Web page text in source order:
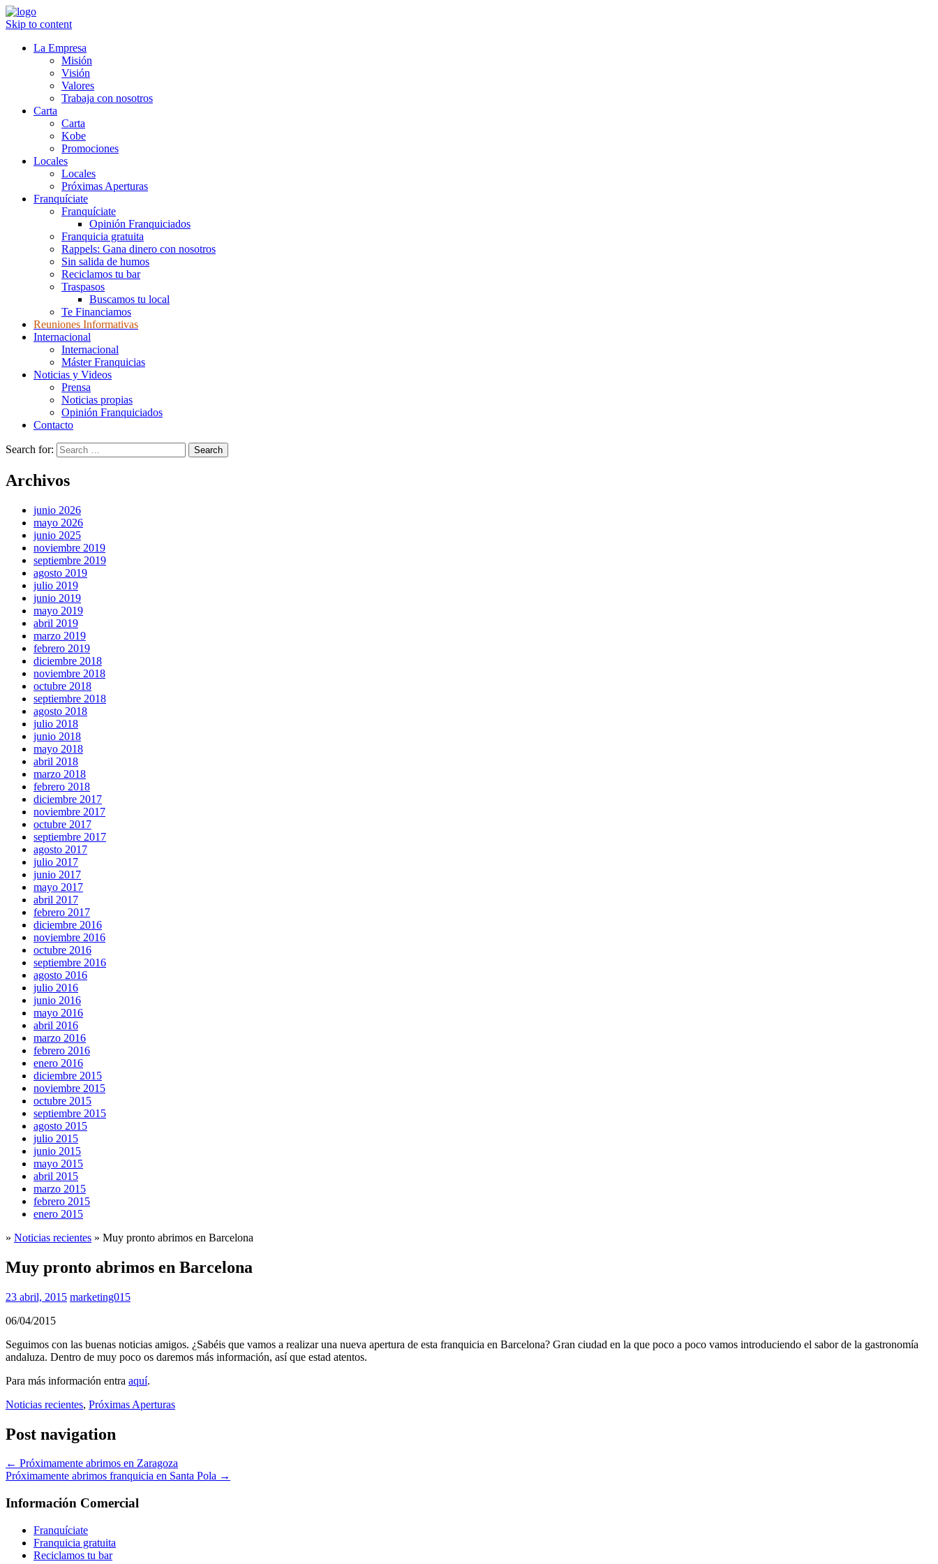
Skip to content
La Empresa
Misión
Visión
Valores
Trabaja con nosotros
Carta
Carta
Kobe
Promociones
Locales
Locales
Próximas Aperturas
Franquíciate
Franquíciate
Opinión Franquiciados
Franquicia gratuita
Rappels: Gana dinero con nosotros
Sin salida de humos
Reciclamos tu bar
Traspasos
Buscamos tu local
Te Financiamos
Reuniones Informativas
Internacional
Internacional
Máster Franquicias
Noticias y Videos
Prensa
Noticias propias
Opinión Franquiciados
Contacto
Search for:
Archivos
junio 2026
mayo 2026
junio 2025
noviembre 2019
septiembre 2019
agosto 2019
julio 2019
junio 2019
mayo 2019
abril 2019
marzo 2019
febrero 2019
diciembre 2018
noviembre 2018
octubre 2018
septiembre 2018
agosto 2018
julio 2018
junio 2018
mayo 2018
abril 2018
marzo 2018
febrero 2018
diciembre 2017
noviembre 2017
octubre 2017
septiembre 2017
agosto 2017
julio 2017
junio 2017
mayo 2017
abril 2017
febrero 2017
diciembre 2016
noviembre 2016
octubre 2016
septiembre 2016
agosto 2016
julio 2016
junio 2016
mayo 2016
abril 2016
marzo 2016
febrero 2016
enero 2016
diciembre 2015
noviembre 2015
octubre 2015
septiembre 2015
agosto 2015
julio 2015
junio 2015
mayo 2015
abril 2015
marzo 2015
febrero 2015
enero 2015
» Noticias recientes » Muy pronto abrimos en Barcelona
Muy pronto abrimos en Barcelona
23 abril, 2015 marketing015
06/04/2015
Seguimos con las buenas noticias amigos. ¿Sabéis que vamos a realizar una nueva apertura de esta franquicia en Barcelona? Gran ciudad en la que poco a poco vamos introduciendo el sabor de la gastronomía
andaluza. Dentro de muy poco os daremos más información, así que estad atentos.
Para más información entra aquí.
Noticias recientes, Próximas Aperturas
Post navigation
← Próximamente abrimos en Zaragoza
Próximamente abrimos franquicia en Santa Pola →
Información Comercial
Franquíciate
Franquicia gratuita
Reciclamos tu bar